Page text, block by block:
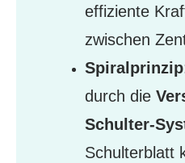
effiziente
zwischen
Spiralprinzip
durch die
Schulter-
Schulterblatt